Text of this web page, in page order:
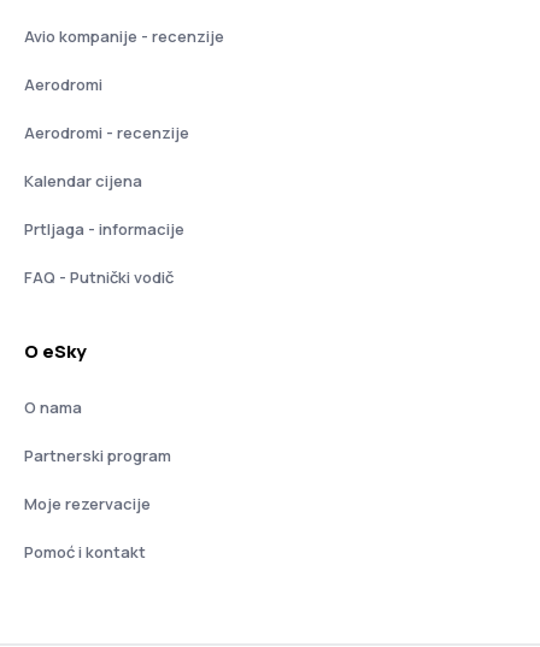
Avio kompanije - recenzije
Aerodromi
Aerodromi - recenzije
Kalendar cijena
Prtljaga - informacije
FAQ - Putnički vodič
O eSky
O nama
Partnerski program
Moje rezervacije
Pomoć i kontakt